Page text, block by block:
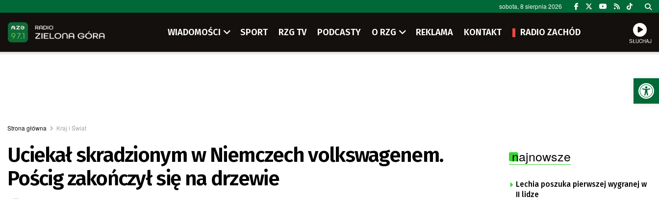
sobota, 8 sierpnia 2026
WIADOMOŚCI SPORT RZG TV PODCASTY O RZG REKLAMA KONTAKT RADIO ZACHÓD
SŁUCHAJ
Strona główna Kraj i Świat
Uciekał skradzionym w Niemczech volkswagenem.
Pościg zakończył się na drzewie
najnowsze
Lechia poszuka pierwszej wygranej w
II lidze